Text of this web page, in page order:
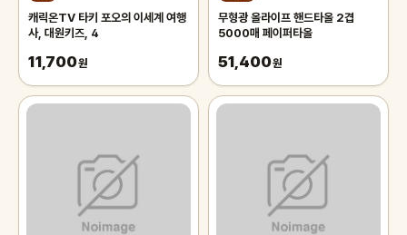
캐릭온TV 타키 포오의 이세계 여행
사, 대원키즈, 4
11,700원
무형광 올라이프 핸드타올 2겹
5000매 페이퍼타올
51,400원